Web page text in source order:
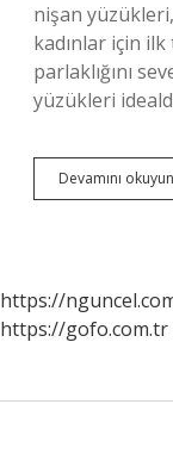
nişan
kadınlar için ilk
parlaklığını
yüzükleri
Devamını okuyun
https://
https://gofo.com.tr